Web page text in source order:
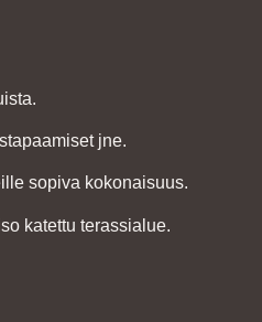
jne.
sopiva kokonaisuus.
katettu terassialue.